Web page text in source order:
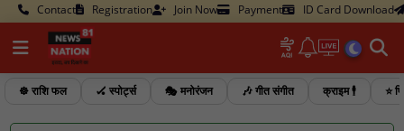
Contact Registration Join Now Payment ID Card Download
☸️ राशि फल 🏑 स्पोर्ट्स 🎭 मनोरंजन 🎶 गीत संगीत क्राइम 🕴️ ⭐